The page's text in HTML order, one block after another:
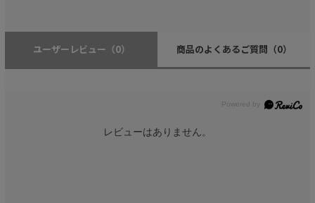
ユーザーレビュー （0） 商品のよくあるご質問 （0）
レビューはありません。